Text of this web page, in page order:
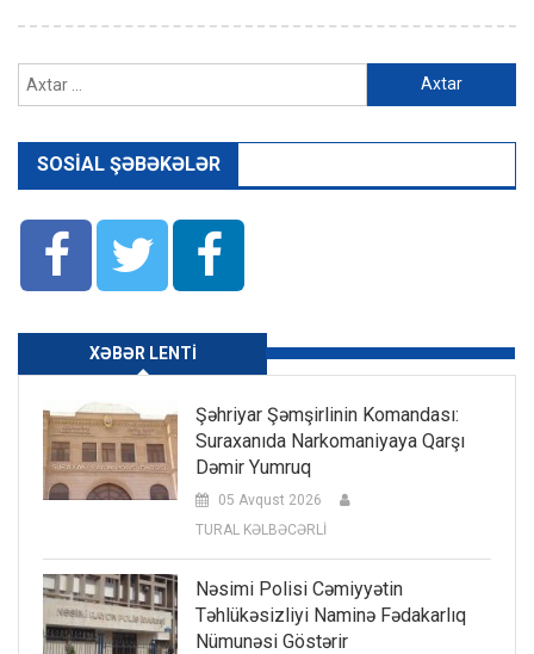
SOSIAL ŞƏBƏKƏLƏR
XƏBƏR LENTI
Şəhriyar Şəmşirlinin Komandası:
Suraxanıda Narkomaniyaya Qarşı
Dəmir Yumruq
05 Avqust 2026
TURAL KƏLBƏCƏRLİ
Nəsimi Polisi Cəmiyyətin
Təhlükəsizliyi Naminə Fədakarlıq
Nümunəsi Göstərir